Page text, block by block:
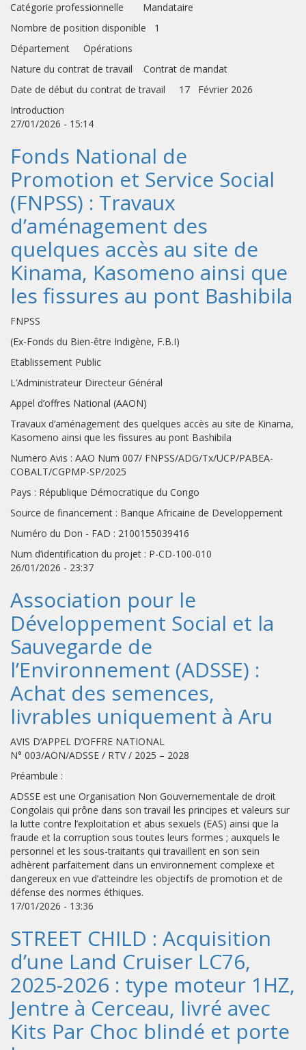
Catégorie professionnelle Mandataire
Nombre de position disponible 1
Département Opérations
Nature du contrat de travail Contrat de mandat
Date de début du contrat de travail 17 Février 2026
Introduction
27/01/2026 - 15:14
Fonds National de
Promotion et Service Social
(FNPSS) : Travaux
d’aménagement des
quelques accès au site de
Kinama, Kasomeno ainsi que
les fissures au pont Bashibila
FNPSS
(Ex-Fonds du Bien-être Indigène, F.B.I)
Etablissement Public
L’Administrateur Directeur Général
Appel d’offres National (AAON)
Travaux d’aménagement des quelques accès au site de Kinama,
Kasomeno ainsi que les fissures au pont Bashibila
Numero Avis : AAO Num 007/ FNPSS/ADG/Tx/UCP/PABEA-
COBALT/CGPMP-SP/2025
Pays : République Démocratique du Congo
Source de financement : Banque Africaine de Developpement
Numéro du Don - FAD : 2100155039416
Num d’identification du projet : P-CD-100-010
26/01/2026 - 23:37
Association pour le
Développement Social et la
Sauvegarde de
l’Environnement (ADSSE) :
Achat des semences,
livrables uniquement à Aru
AVIS D’APPEL D’OFFRE NATIONAL
N° 003/AON/ADSSE / RTV / 2025 – 2028
Préambule :
ADSSE est une Organisation Non Gouvernementale de droit
Congolais qui prône dans son travail les principes et valeurs sur
la lutte contre l’exploitation et abus sexuels (EAS) ainsi que la
fraude et la corruption sous toutes leurs formes ; auxquels le
personnel et les sous-traitants qui travaillent en son sein
adhèrent parfaitement dans un environnement complexe et
dangereux en vue d’atteindre les objectifs de promotion et de
défense des normes éthiques.
17/01/2026 - 13:36
STREET CHILD : Acquisition
d’une Land Cruiser LC76,
2025-2026 : type moteur 1HZ,
Jentre à Cerceau, livré avec
Kits Par Choc blindé et porte